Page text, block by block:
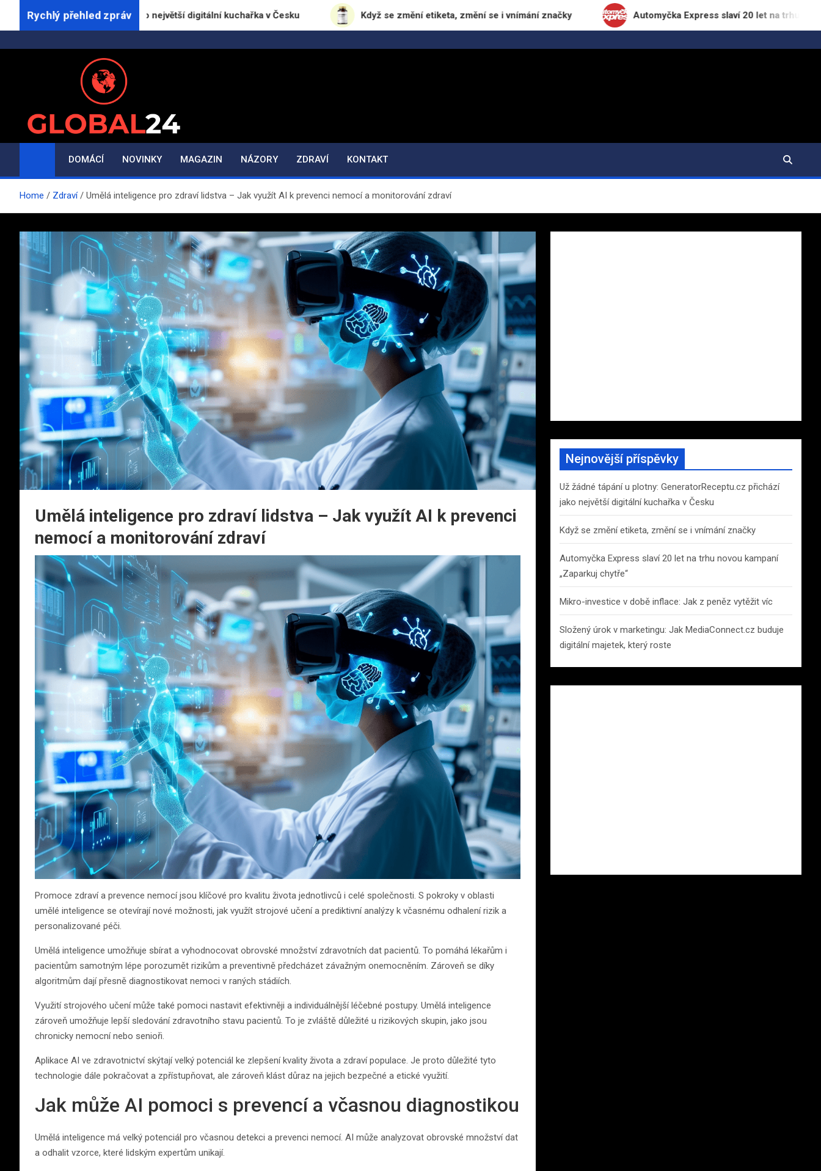
Rychlý přehled zpráv
přichází jako největší digitální kuchařka v Česku Když se změní etiketa, změní se i vnímání značky Automyčka Express slaví 20 let na trhu novou kampaní
Global24.cz
Magazín zpravodajství a informací
DOMÁCÍ
NOVINKY MAGAZIN NÁZORY ZDRAVÍ KONTAKT
Home Zdraví Umělá inteligence pro zdraví lidstva – Jak využít AI k prevenci nemocí a monitorování zdraví
Umělá inteligence pro zdraví lidstva – Jak využít AI k prevenci
nemocí a monitorování zdraví
Promoce zdraví a prevence nemocí jsou klíčové pro kvalitu života jednotlivců i celé společnosti. S pokroky v oblasti
umělé inteligence se otevírají nové možnosti, jak využít strojové učení a prediktivní analýzy k včasnému odhalení rizik a
personalizované péči.
Umělá inteligence umožňuje sbírat a vyhodnocovat obrovské množství zdravotních dat pacientů. To pomáhá lékařům i
pacientům samotným lépe porozumět rizikům a preventivně předcházet závažným onemocněním. Zároveň se díky
algoritmům dají přesně diagnostikovat nemoci v raných stádiích.
Využití strojového učení může také pomoci nastavit efektivněji a individuálnější léčebné postupy. Umělá inteligence
zároveň umožňuje lepší sledování zdravotního stavu pacientů. To je zvláště důležité u rizikových skupin, jako jsou
chronicky nemocní nebo senioři.
Aplikace AI ve zdravotnictví skýtají velký potenciál ke zlepšení kvality života a zdraví populace. Je proto důležité tyto
technologie dále pokračovat a zpřístupňovat, ale zároveň klást důraz na jejich bezpečné a etické využití.
Jak může AI pomoci s prevencí a včasnou diagnostikou
Umělá inteligence má velký potenciál pro včasnou detekci a prevenci nemocí. AI může analyzovat obrovské množství dat
a odhalit vzorce, které lidským expertům unikají.
Nejnovější příspěvky
Už žádné tápání u plotny: GeneratorReceptu.cz přichází
jako největší digitální kuchařka v Česku
Když se změní etiketa, změní se i vnímání značky
Automyčka Express slaví 20 let na trhu novou kampaní
„Zaparkuj chytře“
Mikro-investice v době inflace: Jak z peněz vytěžit víc
Složený úrok v marketingu: Jak MediaConnect.cz buduje
digitální majetek, který roste